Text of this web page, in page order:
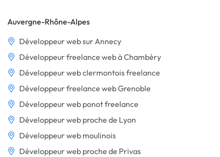
Auvergne-Rhône-Alpes
Développeur web sur Annecy
Développeur freelance web à Chambéry
Développeur web clermontois freelance
Développeur freelance web Grenoble
Développeur web ponot freelance
Développeur web proche de Lyon
Développeur web moulinois
Développeur web proche de Privas